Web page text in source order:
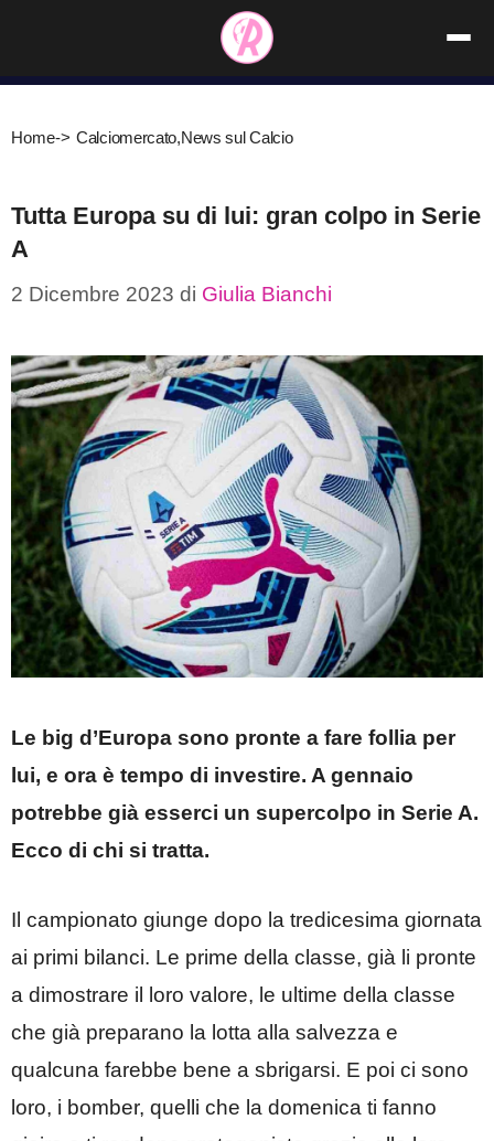
contenuto
Home-> Calciomercato,News sul Calcio
Tutta Europa su di lui: gran colpo in Serie
A
2 Dicembre 2023 di Giulia Bianchi
Le big d’Europa sono pronte a fare follia per
lui, e ora è tempo di investire. A gennaio
potrebbe già esserci un supercolpo in Serie A.
Ecco di chi si tratta.
Il campionato giunge dopo la tredicesima giornata
ai primi bilanci. Le prime della classe, già li pronte
a dimostrare il loro valore, le ultime della classe
che già preparano la lotta alla salvezza e
qualcuna farebbe bene a sbrigarsi. E poi ci sono
loro, i bomber, quelli che la domenica ti fanno